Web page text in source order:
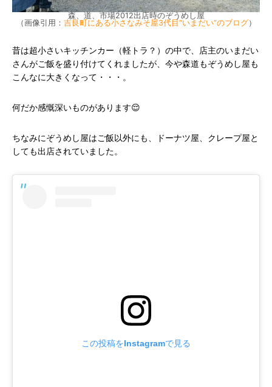
森、道、市場2012出店時のぞうめし屋
（画像引用： 吉良町にある小さなみそ屋3代目“いまだい”のブログ）
昔は超小さいキッチンカー（軽トラ？）の中で、店主のいまだい
さんがご飯を盛り付けてくれましたが、今や森道もぞうめし屋も
こんなに大きくなって・・・。
何だか感慨深いものがあります😌
ちなみにぞうめし屋はご飯以外にも、ドーナツ屋、クレープ屋と
しても出店されていました。
この投稿をInstagramで見る